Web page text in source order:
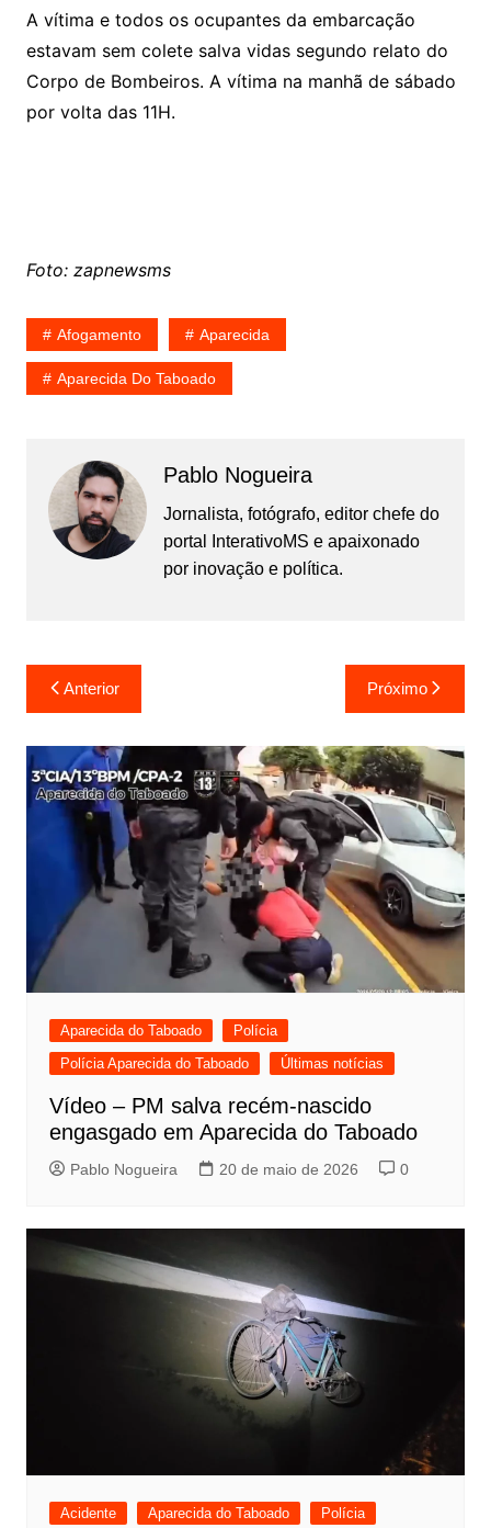
A vítima e todos os ocupantes da embarcação
estavam sem colete salva vidas segundo relato do
Corpo de Bombeiros. A vítima na manhã de sábado
por volta das 11H.
Foto: zapnewsms
Afogamento Aparecida
Aparecida Do Taboado
Pablo Nogueira
Jornalista, fotógrafo, editor chefe do
portal InterativoMS e apaixonado
por inovação e política.
Navegação
de
Post
Anterior Próximo
Aparecida do Taboado
Polícia
Polícia Aparecida do Taboado
Últimas notícias
Vídeo – PM salva recém-nascido
engasgado em Aparecida do Taboado
Pablo Nogueira 20 de maio de 2026 0
Acidente Aparecida do Taboado Polícia